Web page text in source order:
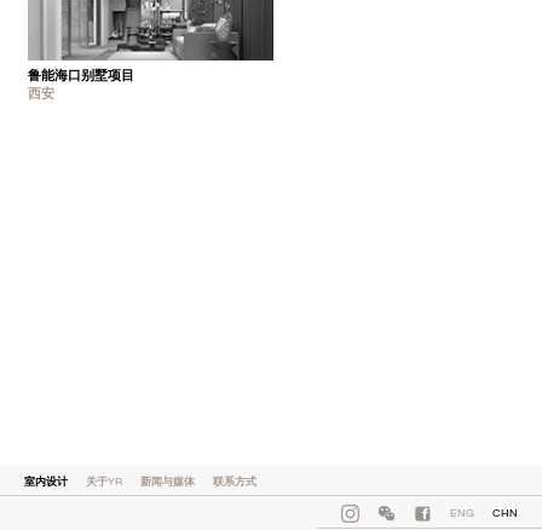
鲁能海口别墅项目
西安
室内设计 关于YR 新闻与媒体 联系方式
ENG CHN